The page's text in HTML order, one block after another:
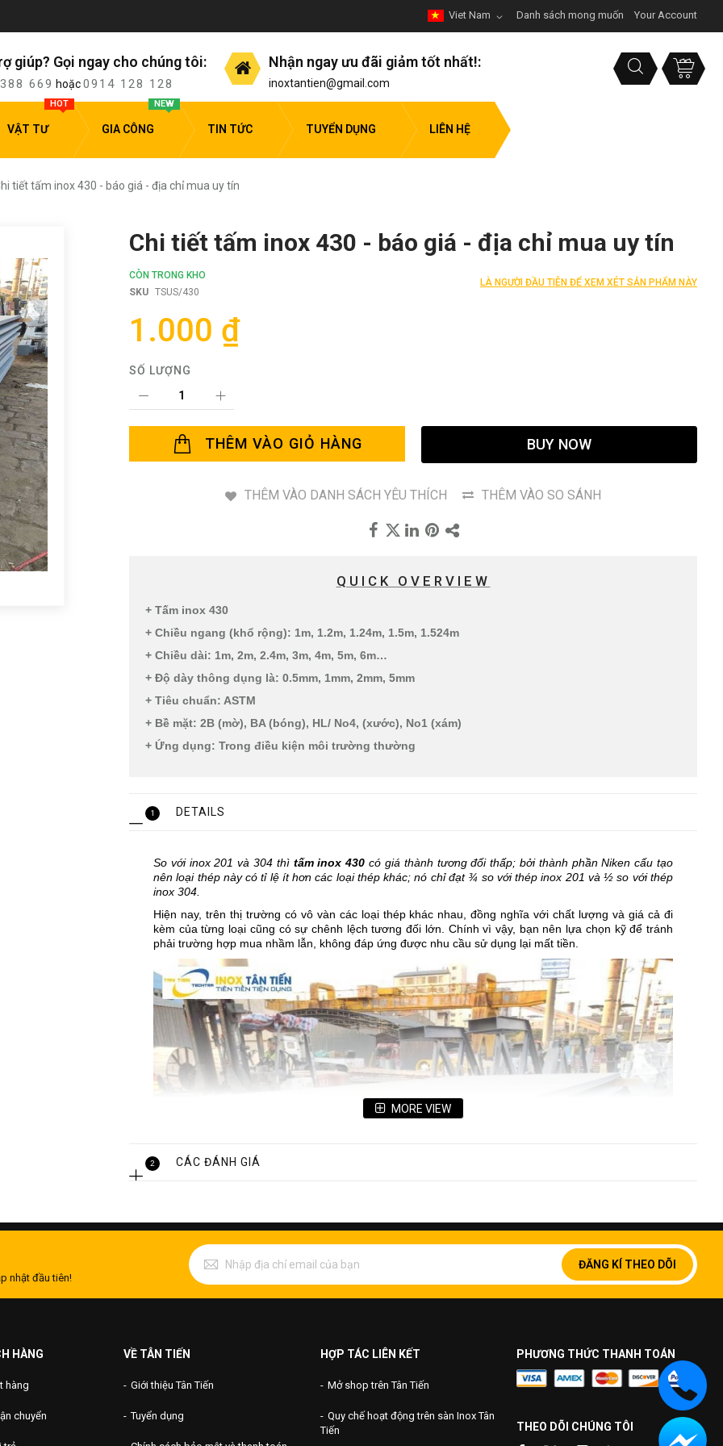
Danh sách mong muốn Your Account
Viet Nam
giúp? Gọi ngay cho chúng tôi:
669 hoặc0914 128 128
Nhận ngay ưu đãi giảm tốt nhất!:
inoxtantien@gmail.com
VẬT TƯ
HOT
GIA CÔNG
NEW
TIN TỨC TUYỂN DỤNG LIÊN HỆ
tiết tấm inox 430 - báo giá - địa chỉ mua uy tín
Chi tiết tấm inox 430 - báo giá - địa chỉ mua uy tín
CÒN TRONG KHO
SKU TSUS/430
LÀ NGƯỜI ĐẦU TIÊN ĐỂ XEM XÉT SẢN PHẨM NÀY
1.000 ₫
SỐ LƯỢNG
THÊM VÀO GIỎ HÀNG BUY NOW
THÊM VÀO DANH SÁCH YÊU THÍCH THÊM VÀO SO SÁNH
QUICK OVERVIEW
+ Tấm inox 430
+ Chiều ngang (khổ rộng): 1m, 1.2m, 1.24m, 1.5m, 1.524m
+ Chiều dài: 1m, 2m, 2.4m, 3m, 4m, 5m, 6m…
+ Độ dày thông dụng là: 0.5mm, 1mm, 2mm, 5mm
+ Tiêu chuẩn: ASTM
+ Bề mặt: 2B (mờ), BA (bóng), HL/ No4, (xước), No1 (xám)
+ Ứng dụng: Trong điều kiện môi trường thường
1 DETAILS
So với inox 201 và 304 thìtấm inox 430 có giá thành tương đối thấp; bởi thành phần Niken cấu tạo
nên loại thép này có tỉ lệ ít hơn các loại thép khác; nó chỉ đạt ¾ so với thép inox 201 và ½ so với thép
inox 304.
Hiện nay, trên thị trường có vô vàn các loại thép khác nhau, đồng nghĩa với chất lượng và giá cả đi
kèm của từng loại cũng có sự chênh lệch tương đối lớn. Chính vì vậy, bạn nên lựa chọn kỹ để tránh
phải trường hợp mua nhầm lẫn, không đáp ứng được nhu cầu sử dụng lại mất tiền.
MORE VIEW
2 CÁC ĐÁNH GIÁ
nhật đầu tiên!
ĐĂNG KÍ THEO DÕI
HÀNG
hàng
chuyển
VỀ TÂN TIẾN
Giới thiệu Tân Tiến
Tuyển dụng
HỢP TÁC LIÊN KẾT
Mở shop trên Tân Tiến
Quy chế hoạt động trên sàn Inox Tân
Tiến
PHƯƠNG THỨC THANH TOÁN
THEO DÕI CHÚNG TÔI